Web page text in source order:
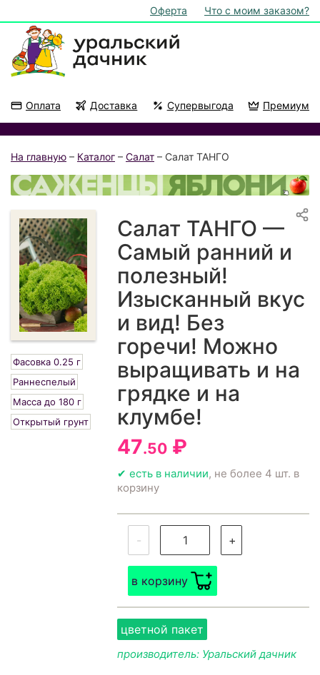
Оферта Что с моим заказом?
Оплата Доставка Супервыгода Премиум
На главную – Каталог – Салат – Салат ТАНГО
Фасовка 0.25 г
Раннеспелый
Масса до 180 г
Открытый грунт
Салат ТАНГО —
Самый ранний и
полезный!
Изысканный вкус
и вид! Без
горечи! Можно
выращивать и на
грядке и на
клумбе!
47.50 ₽
✔ есть в наличии, не более 4 шт. в
корзину
- +
в корзину
цветной пакет
производитель: Уральский дачник